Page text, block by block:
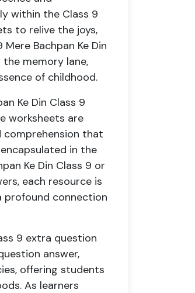
within the Class 9
to relive the joys,
Bachpan Ke Din
memory lane,
of childhood.
Ke Din Class 9
worksheets are
that
in the
Ke Din Class 9 or
each resource is
profound connection
9 extra question
answer,
offering students
As learners